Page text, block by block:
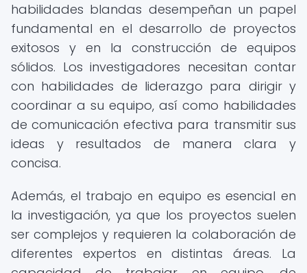
habilidades blandas desempeñan un papel
fundamental en el desarrollo de proyectos
exitosos y en la construcción de equipos
sólidos. Los investigadores necesitan contar
con habilidades de liderazgo para dirigir y
coordinar a su equipo, así como habilidades
de comunicación efectiva para transmitir sus
ideas y resultados de manera clara y
concisa.
Además, el trabajo en equipo es esencial en
la investigación, ya que los proyectos suelen
ser complejos y requieren la colaboración de
diferentes expertos en distintas áreas. La